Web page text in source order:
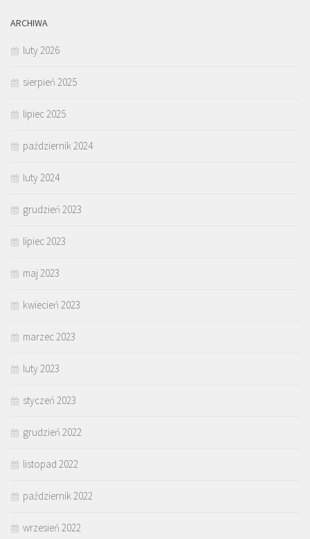
ARCHIWA
luty 2026
sierpień 2025
lipiec 2025
październik 2024
luty 2024
grudzień 2023
lipiec 2023
maj 2023
kwiecień 2023
marzec 2023
luty 2023
styczeń 2023
grudzień 2022
listopad 2022
październik 2022
wrzesień 2022